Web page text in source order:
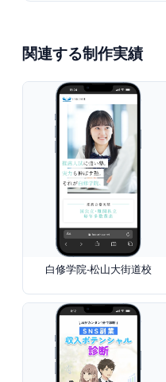
関連する制作実績
白修学院-松山大街道校